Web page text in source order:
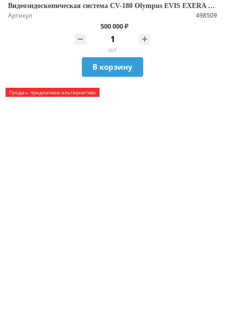
Видеоэндоскопическая система CV-180 Olympus EVIS EXERA II Б/У
Артикул 498509
500 000 ₽
шт
В корзину
Продан, предлагаем альтернативу